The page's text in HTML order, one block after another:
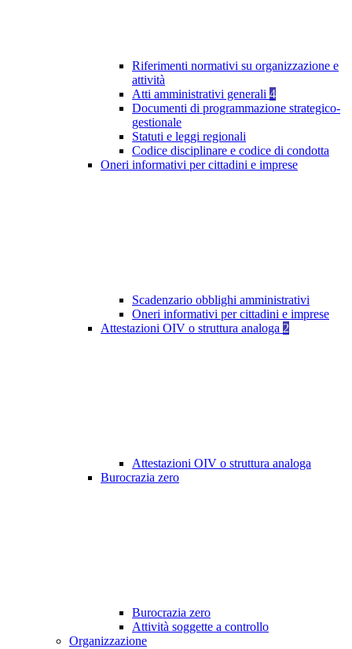
Riferimenti normativi su organizzazione e
attività
Atti amministrativi generali 4
Documenti di programmazione strategico-
gestionale
Statuti e leggi regionali
Codice disciplinare e codice di condotta
Oneri informativi per cittadini e imprese
Scadenzario obblighi amministrativi
Oneri informativi per cittadini e imprese
Attestazioni OIV o struttura analoga 2
Attestazioni OIV o struttura analoga
Burocrazia zero
Burocrazia zero
Attività soggette a controllo
Organizzazione